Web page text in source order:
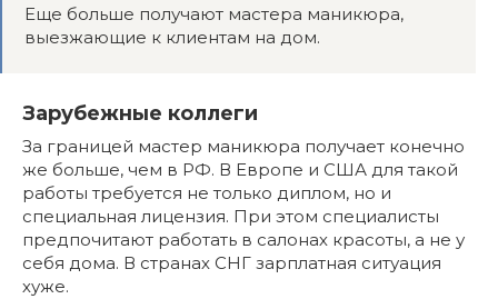
Еще больше получают мастера маникюра,
выезжающие к клиентам на дом.
Зарубежные коллеги
За границей мастер маникюра получает конечно
же больше, чем в РФ. В Европе и США для такой
работы требуется не только диплом, но и
специальная лицензия. При этом специалисты
предпочитают работать в салонах красоты, а не у
себя дома. В странах СНГ зарплатная ситуация
хуже.